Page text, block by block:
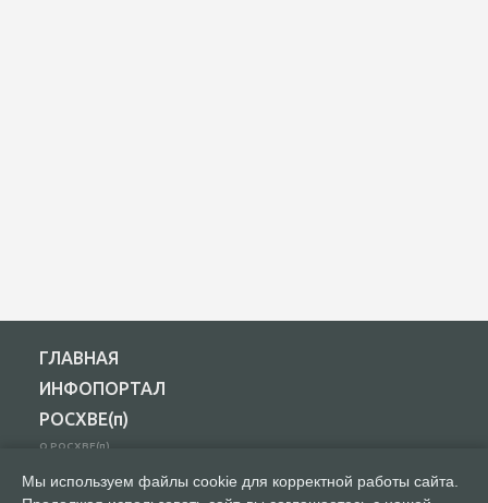
ГЛАВНАЯ
ИНФОПОРТАЛ
РОСХВЕ(п)
О РОСХВЕ(п)
Основы вероучения
Мы используем файлы cookie для корректной работы сайта.